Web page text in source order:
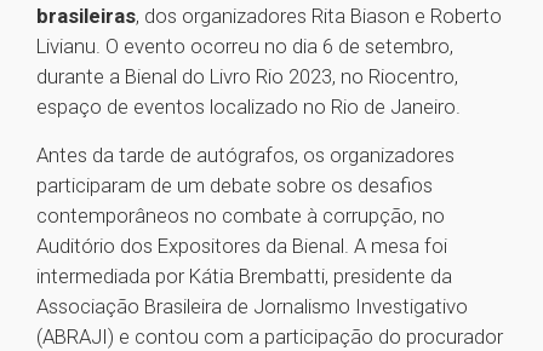
brasileiras, dos organizadores Rita Biason e Roberto
Livianu. O evento ocorreu no dia 6 de setembro,
durante a Bienal do Livro Rio 2023, no Riocentro,
espaço de eventos localizado no Rio de Janeiro.
Antes da tarde de autógrafos, os organizadores
participaram de um debate sobre os desafios
contemporâneos no combate à corrupção, no
Auditório dos Expositores da Bienal. A mesa foi
intermediada por Kátia Brembatti, presidente da
Associação Brasileira de Jornalismo Investigativo
(ABRAJI) e contou com a participação do procurador